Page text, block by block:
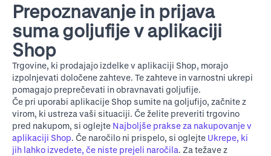
Prepoznavanje in prijava
suma goljufije v aplikaciji
Shop
Trgovine, ki prodajajo izdelke v aplikaciji Shop, morajo
izpolnjevati določene zahteve. Te zahteve in varnostni ukrepi
pomagajo preprečevati in obravnavati goljufije.
Če pri uporabi aplikacije Shop sumite na goljufijo, začnite z
virom, ki ustreza vaši situaciji. Če želite preveriti trgovino
pred nakupom, si oglejte Najboljše prakse za nakupovanje v
aplikaciji Shop. Če naročilo ni prispelo, si oglejte Ukrepe, ki
jih lahko izvedete, če niste prejeli naročila. Za težave z